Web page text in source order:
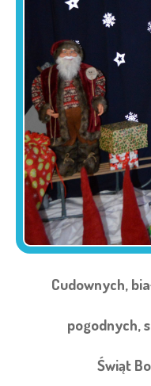
Cudownych,
pogodnych,
Świąt